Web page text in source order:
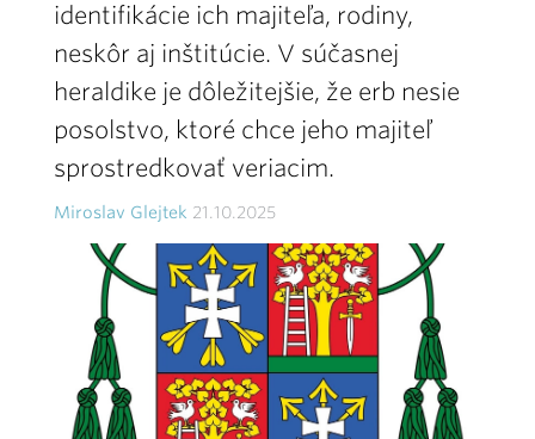
identifikácie ich majiteľa, rodiny,
neskôr aj inštitúcie. V súčasnej
heraldike je dôležitejšie, že erb nesie
posolstvo, ktoré chce jeho majiteľ
sprostredkovať veriacim.
Miroslav Glejtek 21.10.2025